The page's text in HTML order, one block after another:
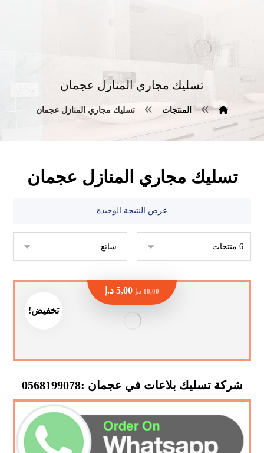
تسليك مجاري المنازل عجمان
المنتجات تسليك مجاري المنازل عجمان
تسليك مجاري المنازل عجمان
عرض النتيجة الوحيدة
تخفيض!
شركة تسليك بلاعات في عجمان :0568199078
10,00 د.إ 5,00 د.إ